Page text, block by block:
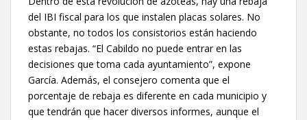
del IBI fiscal para los que instalen placas solares. No
obstante, no todos los consistorios están haciendo
estas rebajas. “El Cabildo no puede entrar en las
decisiones que toma cada ayuntamiento”, expone
García. Además, el consejero comenta que el
porcentaje de rebaja es diferente en cada municipio y
que tendrán que hacer diversos informes, aunque el